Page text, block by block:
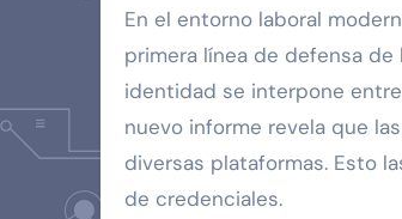
En el entorno laboral moderno, centrado en el navegador, la identidad corporativa actúa como la
primera línea de defensa de
identidad se interpone
nuevo informe revela que
diversas plataformas. Esto
de credenciales.